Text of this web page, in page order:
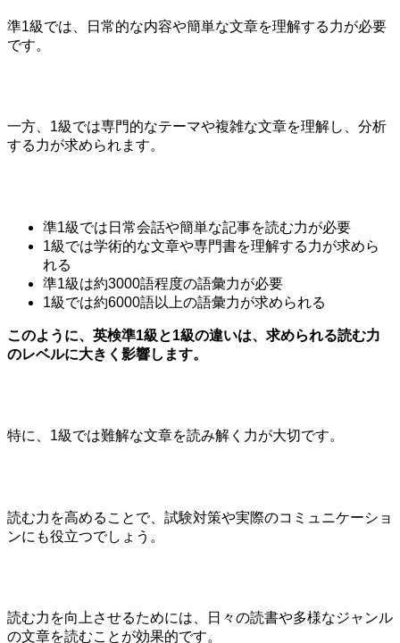
準1級では、日常的な内容や簡単な文章を理解する力が必要
です。
一方、1級では専門的なテーマや複雑な文章を理解し、分析
する力が求められます。
準1級では日常会話や簡単な記事を読む力が必要
1級では学術的な文章や専門書を理解する力が求めら
れる
準1級は約3000語程度の語彙力が必要
1級では約6000語以上の語彙力が求められる
このように、英検準1級と1級の違いは、求められる読む力
のレベルに大きく影響します。
特に、1級では難解な文章を読み解く力が大切です。
読む力を高めることで、試験対策や実際のコミュニケーショ
ンにも役立つでしょう。
読む力を向上させるためには、日々の読書や多様なジャンル
の文章を読むことが効果的です。